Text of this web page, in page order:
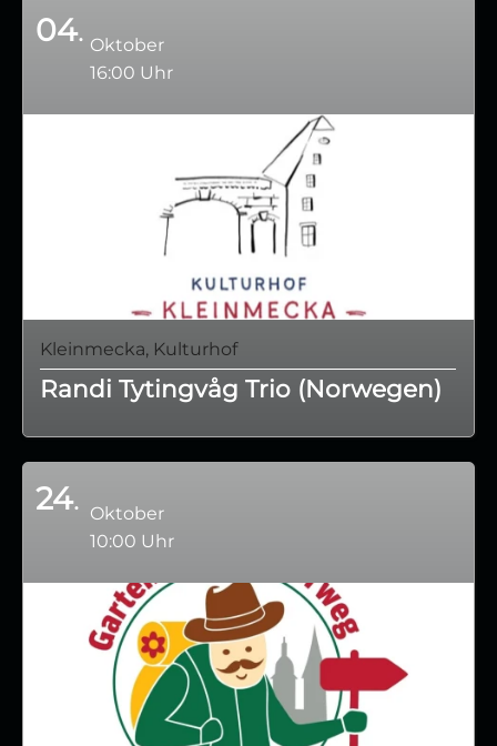
04
Oktober
16:00 Uhr
Kleinmecka, Kulturhof
Randi Tytingvåg Trio (Norwegen)
24
Oktober
10:00 Uhr